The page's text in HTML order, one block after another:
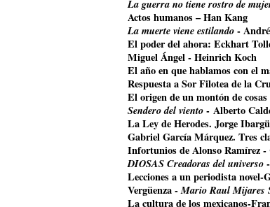
La guerra no tiene rostro de
Actos humanos – Han Kang
La muerte viene estilando-
El poder del ahora: Eckhart
Miguel Ángel - Heinrich Koch
El año en que hablamos con el
Respuesta a Sor Filotea de la
El origen de un montón de
Sendero del viento- Alberto
La Ley de Herodes. Jorge
Gabriel García Márquez. Tres
Infortunios de Alonso Ramírez -
DIOSAS Creadoras del universo
Lecciones a un periodista
Vergüenza -Mario Raul Mijares
La cultura de los mexicanos-